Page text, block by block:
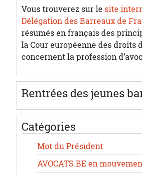
Vous trouverez sur le site
Délégation des Barreaux de
résumés en français des
la Cour européenne des droits
concernent la profession
Rentrées des jeunes
Catégories
Mot du Président
AVOCATS.BE en